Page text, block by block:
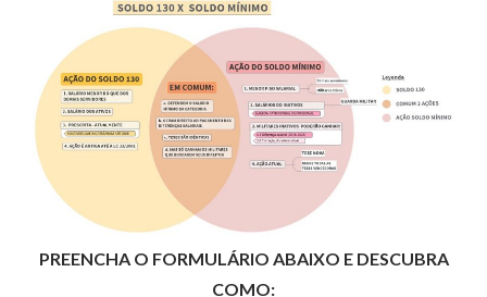
PREENCHA O FORMULÁRIO ABAIXO E DESCUBRA
COMO: